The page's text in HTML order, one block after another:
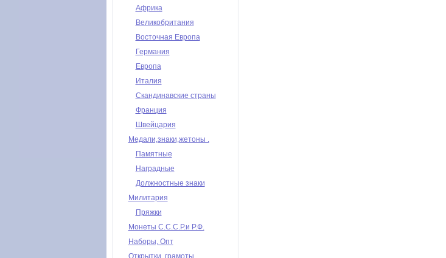
Африка
Великобритания
Восточная Европа
Германия
Европа
Италия
Скандинавские страны
Франция
Швейцария
Медали,знаки,жетоны .
Памятные
Наградные
Должностные знаки
Милитария
Пряжки
Монеты С.С.С.Р.и Р.Ф.
Наборы, Опт
Открытки, грамоты,